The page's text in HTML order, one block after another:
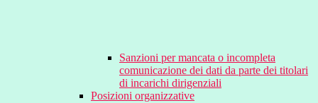
Sanzioni per mancata o incompleta
comunicazione dei dati da parte dei titolari
di incarichi dirigenziali
Posizioni organizzative